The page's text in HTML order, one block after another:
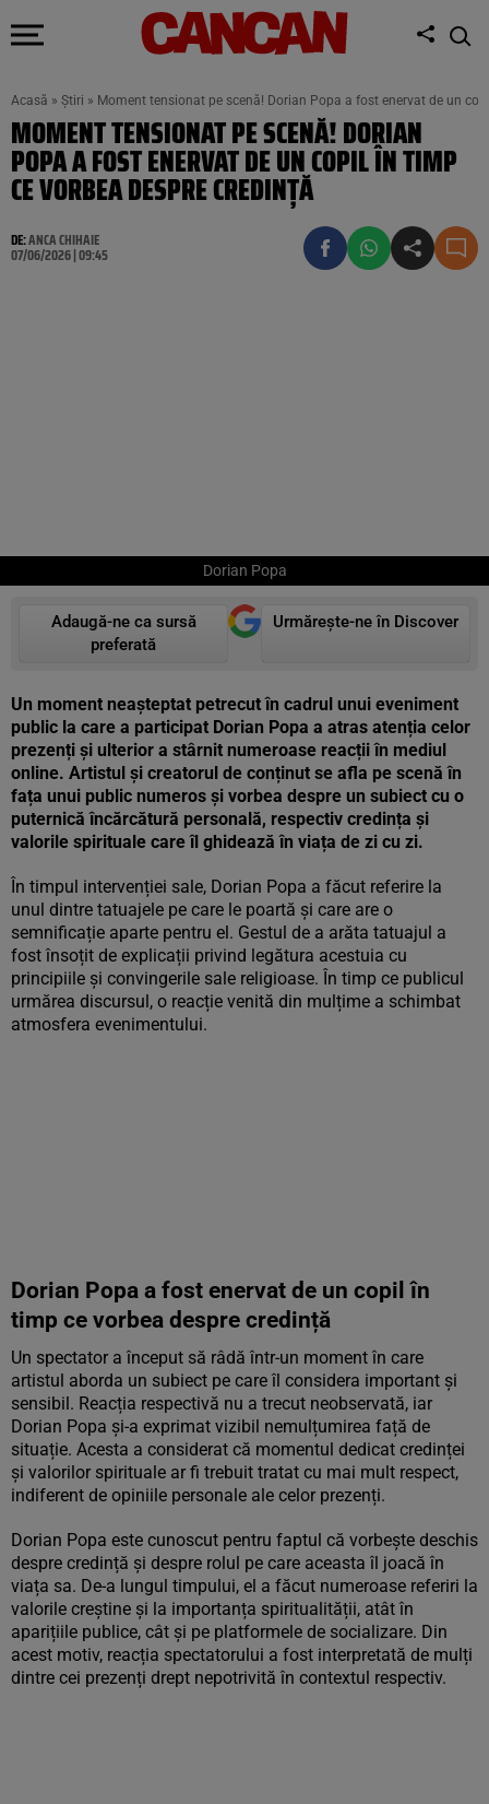
Acasă » Știri » Moment tensionat pe scenă! Dorian Popa a fost enervat de un
MOMENT TENSIONAT PE SCENĂ! DORIAN
POPA A FOST ENERVAT DE UN COPIL ÎN TIMP
CE VORBEA DESPRE CREDINȚĂ
DE:ANCA CHIHAIE
07/06/2026 | 09:45
Dorian Popa
Adaugă-ne ca sursă
preferată
Urmărește-ne în Discover
Un moment neașteptat petrecut în cadrul unui eveniment
public la care a participat Dorian Popa a atras atenția celor
prezenți și ulterior a stârnit numeroase reacții în mediul
online. Artistul și creatorul de conținut se afla pe scenă în
fața unui public numeros și vorbea despre un subiect cu o
puternică încărcătură personală, respectiv credința și
valorile spirituale care îl ghidează în viața de zi cu zi.
În timpul intervenției sale, Dorian Popa a făcut referire la
unul dintre tatuajele pe care le poartă și care are o
semnificație aparte pentru el. Gestul de a arăta tatuajul a
fost însoțit de explicații privind legătura acestuia cu
principiile și convingerile sale religioase. În timp ce publicul
urmărea discursul, o reacție venită din mulțime a schimbat
atmosfera evenimentului.
Dorian Popa a fost enervat de un copil în
timp ce vorbea despre credință
Un spectator a început să râdă într-un moment în care
artistul aborda un subiect pe care îl considera important și
sensibil. Reacția respectivă nu a trecut neobservată, iar
Dorian Popa și-a exprimat vizibil nemulțumirea față de
situație. Acesta a considerat că momentul dedicat credinței
și valorilor spirituale ar fi trebuit tratat cu mai mult respect,
indiferent de opiniile personale ale celor prezenți.
Dorian Popa este cunoscut pentru faptul că vorbește deschis
despre credință și despre rolul pe care aceasta îl joacă în
viața sa. De-a lungul timpului, el a făcut numeroase referiri la
valorile creștine și la importanța spiritualității, atât în
aparițiile publice, cât și pe platformele de socializare. Din
acest motiv, reacția spectatorului a fost interpretată de mulți
dintre cei prezenți drept nepotrivită în contextul respectiv.